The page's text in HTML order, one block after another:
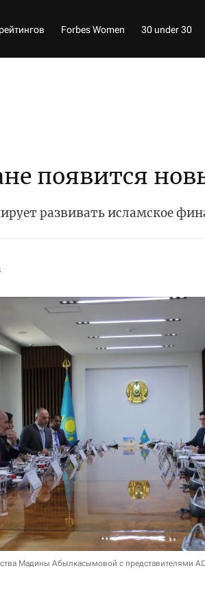
Forbes Women 30 under 30
появится
развивать исламское
Мадины Абылкасымовой с представителями